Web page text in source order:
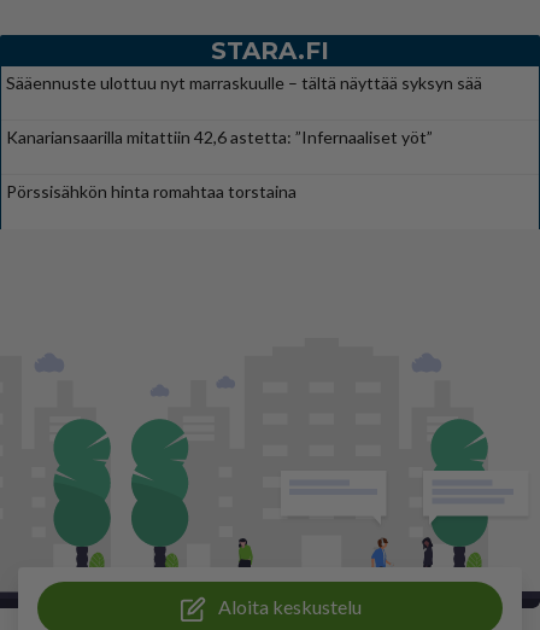
STARA.FI
Sääennuste ulottuu nyt marraskuulle – tältä näyttää syksyn sää
Kanariansaarilla mitattiin 42,6 astetta: ”Infernaaliset yöt”
Pörssisähkön hinta romahtaa torstaina
Aloita keskustelu